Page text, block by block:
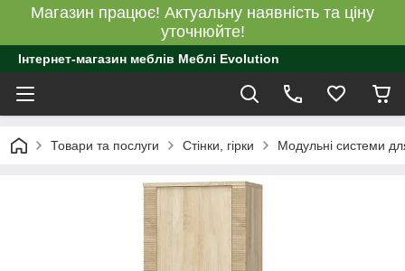
Магазин працює! Актуальну наявність та ціну
уточнюйте!
Інтернет-магазин меблів Меблі Evolution
Товари та послуги Стінки, гірки Модульні системи